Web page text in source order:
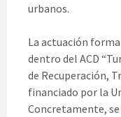
urbanos.
La actuación
dentro del ACD
de Recuperación,
financiado por la
Concretamente,